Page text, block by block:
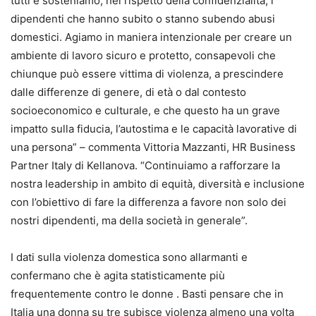
dipendenti che hanno subito o stanno subendo abusi
domestici. Agiamo in maniera intenzionale per creare un
ambiente di lavoro sicuro e protetto, consapevoli che
chiunque può essere vittima di violenza, a prescindere
dalle differenze di genere, di età o dal contesto
socioeconomico e culturale, e che questo ha un grave
impatto sulla fiducia, l’autostima e le capacità lavorative di
una persona” – commenta Vittoria Mazzanti, HR Business
Partner Italy di Kellanova. “Continuiamo a rafforzare la
nostra leadership in ambito di equità, diversità e inclusione
con l’obiettivo di fare la differenza a favore non solo dei
nostri dipendenti, ma della società in generale”.
I dati sulla violenza domestica sono allarmanti e
confermano che è agita statisticamente più
frequentemente contro le donne . Basti pensare che in
Italia una donna su tre subisce violenza almeno una volta